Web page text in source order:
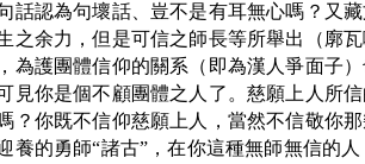
話認為句壞話、豈不是有耳無心嗎？又
之余力，但是可信之師長等所舉出（廓
為護團體信仰的關系（即為漢人爭面子
見你是個不顧團體之人了。慈願上人所
？你既不信仰慈願上人，當然不信敬你
養的勇師“諸古”，在你這種無師無信的